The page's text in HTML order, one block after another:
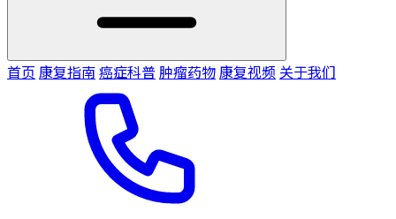
首页 康复指南癌症科普肿瘤药物康复视频 关于我们